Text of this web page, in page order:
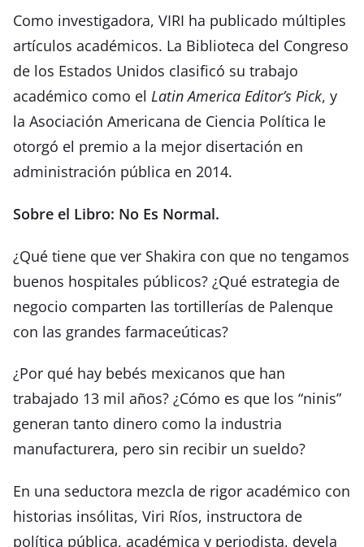
Como investigadora, VIRI ha publicado múltiples
artículos académicos. La Biblioteca del Congreso
de los Estados Unidos clasificó su trabajo
académico como el Latin America Editor’s Pick, y
la Asociación Americana de Ciencia Política le
otorgó el premio a la mejor disertación en
administración pública en 2014.
Sobre el Libro: No Es Normal.
¿Qué tiene que ver Shakira con que no tengamos
buenos hospitales públicos? ¿Qué estrategia de
negocio comparten las tortillerías de Palenque
con las grandes farmaceúticas?
¿Por qué hay bebés mexicanos que han
trabajado 13 mil años? ¿Cómo es que los “ninis”
generan tanto dinero como la industria
manufacturera, pero sin recibir un sueldo?
En una seductora mezcla de rigor académico con
historias insólitas, Viri Ríos, instructora de
política pública, académica y periodista, devela